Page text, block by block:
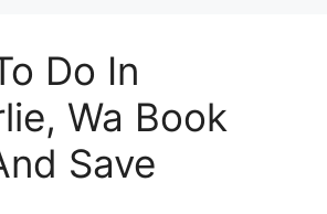
Do In
Wa Book
Save